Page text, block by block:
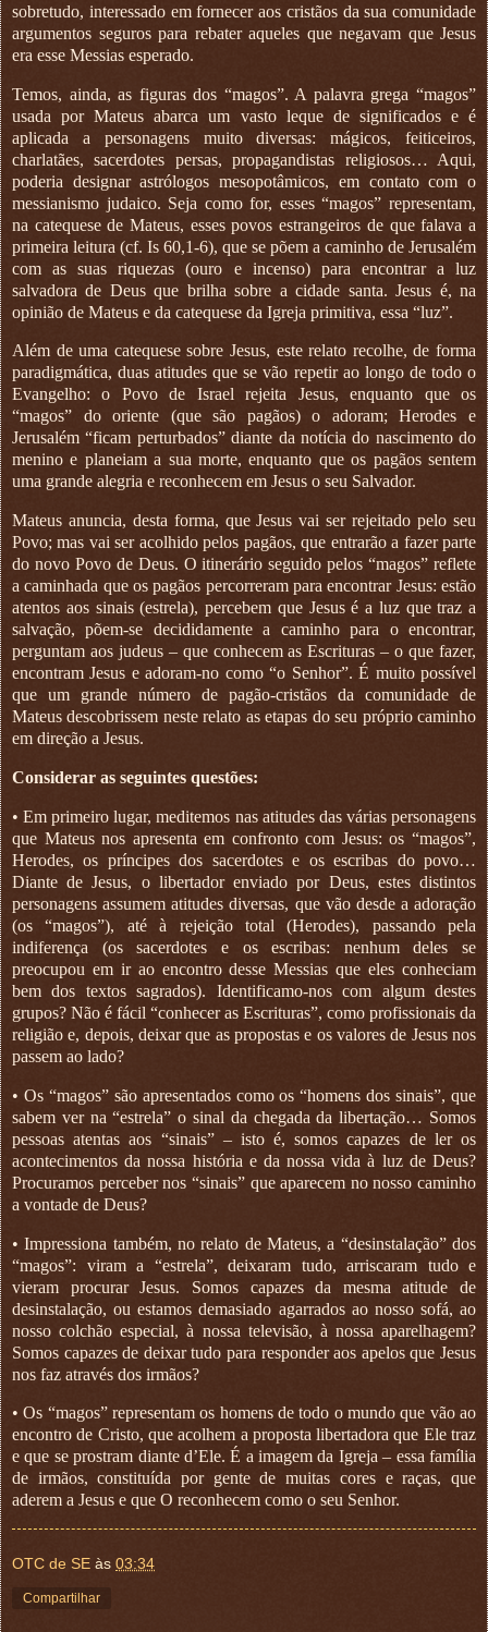
sobretudo, interessado em fornecer aos cristãos da sua comunidade
argumentos seguros para rebater aqueles que negavam que Jesus
era esse Messias esperado.
Temos, ainda, as figuras dos “magos”. A palavra grega “magos”
usada por Mateus abarca um vasto leque de significados e é
aplicada a personagens muito diversas: mágicos, feiticeiros,
charlatães, sacerdotes persas, propagandistas religiosos… Aqui,
poderia designar astrólogos mesopotâmicos, em contato com o
messianismo judaico. Seja como for, esses “magos” representam,
na catequese de Mateus, esses povos estrangeiros de que falava a
primeira leitura (cf. Is 60,1-6), que se põem a caminho de Jerusalém
com as suas riquezas (ouro e incenso) para encontrar a luz
salvadora de Deus que brilha sobre a cidade santa. Jesus é, na
opinião de Mateus e da catequese da Igreja primitiva, essa “luz”.
Além de uma catequese sobre Jesus, este relato recolhe, de forma
paradigmática, duas atitudes que se vão repetir ao longo de todo o
Evangelho: o Povo de Israel rejeita Jesus, enquanto que os
“magos” do oriente (que são pagãos) o adoram; Herodes e
Jerusalém “ficam perturbados” diante da notícia do nascimento do
menino e planeiam a sua morte, enquanto que os pagãos sentem
uma grande alegria e reconhecem em Jesus o seu Salvador.
Mateus anuncia, desta forma, que Jesus vai ser rejeitado pelo seu
Povo; mas vai ser acolhido pelos pagãos, que entrarão a fazer parte
do novo Povo de Deus. O itinerário seguido pelos “magos” reflete
a caminhada que os pagãos percorreram para encontrar Jesus: estão
atentos aos sinais (estrela), percebem que Jesus é a luz que traz a
salvação, põem-se decididamente a caminho para o encontrar,
perguntam aos judeus – que conhecem as Escrituras – o que fazer,
encontram Jesus e adoram-no como “o Senhor”. É muito possível
que um grande número de pagão-cristãos da comunidade de
Mateus descobrissem neste relato as etapas do seu próprio caminho
em direção a Jesus.
Considerar as seguintes questões:
• Em primeiro lugar, meditemos nas atitudes das várias personagens
que Mateus nos apresenta em confronto com Jesus: os “magos”,
Herodes, os príncipes dos sacerdotes e os escribas do povo…
Diante de Jesus, o libertador enviado por Deus, estes distintos
personagens assumem atitudes diversas, que vão desde a adoração
(os “magos”), até à rejeição total (Herodes), passando pela
indiferença (os sacerdotes e os escribas: nenhum deles se
preocupou em ir ao encontro desse Messias que eles conheciam
bem dos textos sagrados). Identificamo-nos com algum destes
grupos? Não é fácil “conhecer as Escrituras”, como profissionais da
religião e, depois, deixar que as propostas e os valores de Jesus nos
passem ao lado?
• Os “magos” são apresentados como os “homens dos sinais”, que
sabem ver na “estrela” o sinal da chegada da libertação… Somos
pessoas atentas aos “sinais” – isto é, somos capazes de ler os
acontecimentos da nossa história e da nossa vida à luz de Deus?
Procuramos perceber nos “sinais” que aparecem no nosso caminho
a vontade de Deus?
• Impressiona também, no relato de Mateus, a “desinstalação” dos
“magos”: viram a “estrela”, deixaram tudo, arriscaram tudo e
vieram procurar Jesus. Somos capazes da mesma atitude de
desinstalação, ou estamos demasiado agarrados ao nosso sofá, ao
nosso colchão especial, à nossa televisão, à nossa aparelhagem?
Somos capazes de deixar tudo para responder aos apelos que Jesus
nos faz através dos irmãos?
• Os “magos” representam os homens de todo o mundo que vão ao
encontro de Cristo, que acolhem a proposta libertadora que Ele traz
e que se prostram diante d’Ele. É a imagem da Igreja – essa família
de irmãos, constituída por gente de muitas cores e raças, que
aderem a Jesus e que O reconhecem como o seu Senhor.
OTC de SE às 03:34
Compartilhar